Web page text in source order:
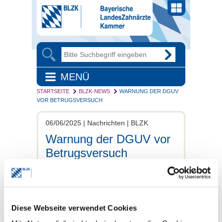
Diese Webseite verwendet Cookies
MENÜ
STARTSEITE BLZK-NEWS
WARNUNG DER DGUV
VOR BETRUGSVERSUCH
06/06/2025 | Nachrichten | BLZK
Warnung der DGUV vor
Betrugsversuch
Unfallversicherung (DGUV) warnt vor